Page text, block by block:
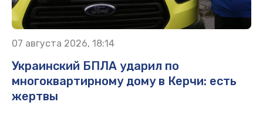
07 августа 2026, 18:14
Украинский БПЛА ударил по
многоквартирному дому в Керчи: есть
жертвы